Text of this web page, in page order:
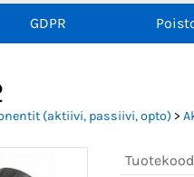
GDPR
(aktiivi, passiivi, opto) >